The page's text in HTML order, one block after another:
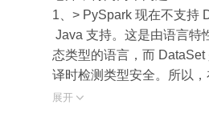
1、> PySpark 现在不支持
Java 支持。这是由语言特
态类型的语言，而
译时检测类型安全。所以
例子中，我用的都是
展开 